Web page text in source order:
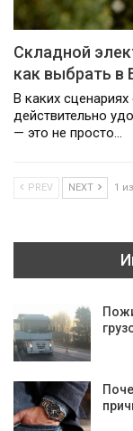
Складной
как выбрать в
В каких
действительно
— это не просто…
PREV NEXT 1